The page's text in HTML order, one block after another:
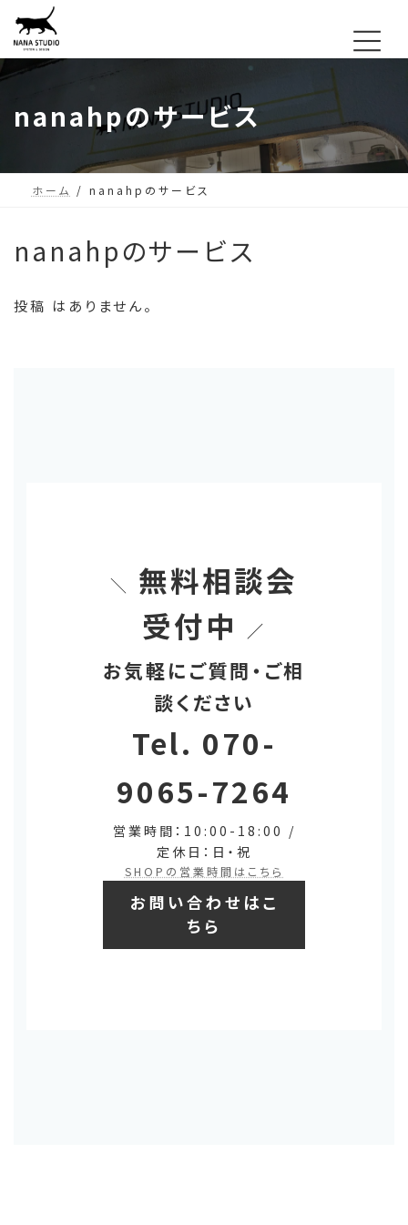
テ
ス
ビ
ゲ
ン
nanahpのサービス
ホーム nanahpのサービス
nanahpのサービス
投稿 はありません。
＼
無料相談会
受付中
／
お気軽にご質問・ご相
談ください
Tel. 070-
9065-7264
営業時間：10:00-18:00 /
定休日：日・祝
SHOPの営業時間はこちら
お問い合わせはこ
ちら